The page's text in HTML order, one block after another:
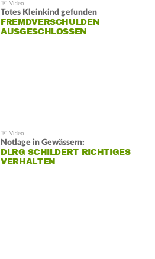
Totes Kleinkind gefunden
FREMDVERSCHULDEN
AUSGESCHLOSSEN
Notlage in Gewässern:
DLRG SCHILDERT RICHTIGES
VERHALTEN